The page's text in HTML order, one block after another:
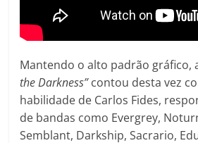
Mantendo o alto padrão gráfico,
the Darkness”contou desta vez
habilidade de Carlos Fides,
de bandas como Evergrey,
Semblant, Darkship, Sacrario,